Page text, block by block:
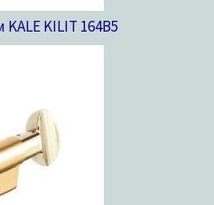
KILIT 164B5